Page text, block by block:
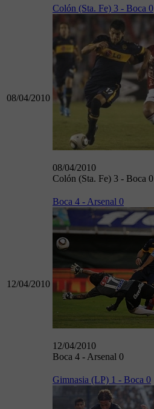
08/04/2010
Colón (Sta. Fe) 3 - Boca 0
08/04/2010
Colón (Sta. Fe) 3 - Boca 0
12/04/2010
Boca 4 - Arsenal 0
12/04/2010
Boca 4 - Arsenal 0
Gimnasia (LP) 1 - Boca 0